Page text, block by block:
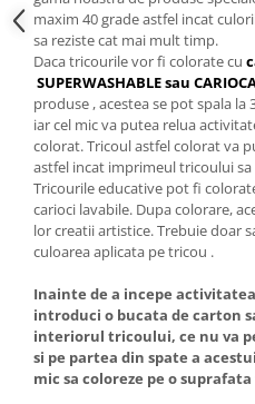
maxim 40 grade astfel incat
sa reziste cat mai mult timp.
Daca tricourile vor fi colorate cu
SUPERWASHABLE sau
produse , acestea se pot spala
iar cel mic va putea relua
colorat. Tricoul astfel colorat va
astfel incat imprimeul tricoului
Tricourile educative pot fi
carioci lavabile. Dupa colorare,
lor creatii artistice. Trebuie doar
culoarea aplicata pe tricou .
Inainte de a incepe
introduci o bucata de carton
interiorul tricoului, ce nu va
si pe partea din spate a
mic sa coloreze pe o